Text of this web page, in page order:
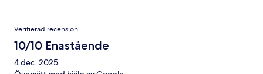
Verifierad recension
10/10 Enastående
4 dec. 2025